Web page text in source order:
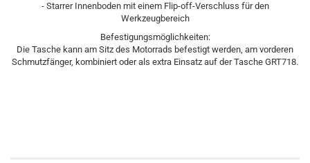
- Starrer Innenboden mit einem Flip-off-Verschluss für den
Werkzeugbereich
Befestigungsmöglichkeiten:
Die Tasche kann am Sitz des Motorrads befestigt werden, am vorderen
Schmutzfänger, kombiniert oder als extra Einsatz auf der Tasche GRT718.